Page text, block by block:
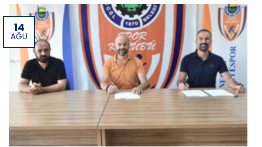
14
AĞU